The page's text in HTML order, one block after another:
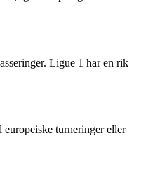
Ligue 1 har en rik
turneringer eller